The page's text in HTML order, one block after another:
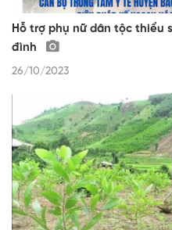
Hỗ trợ phụ nữ dân tộc thiểu
đình
26/10/2023